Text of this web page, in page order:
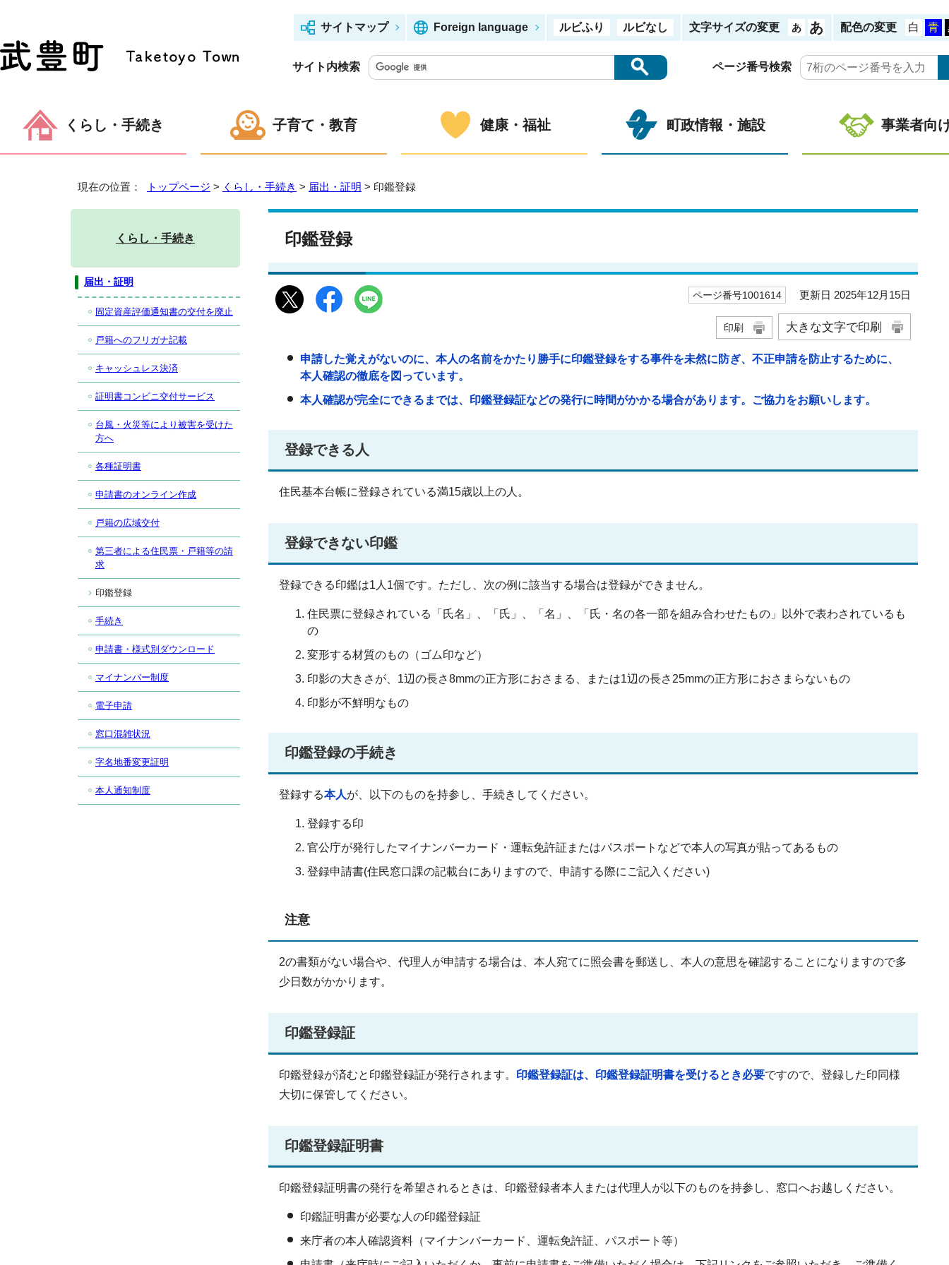
サイトマップ Foreign language ルビふり ルビなし 文字サイズの変更 配色の変更
サイト内検索 ページ番号検索
くらし・手続き 子育て・教育 健康・福祉 町政情報・施設 事業者向
現在の位置： トップページ > くらし・手続き > 届出・証明 > 印鑑登録
印鑑登録
ページ番号1001614 更新日 2025年12月15日
印刷 大きな文字で印刷
申請した覚えがないのに、本人の名前をかたり勝手に印鑑登録をする事件を未然に防ぎ、不正申請を防止するために、
本人確認の徹底を図っています。
本人確認が完全にできるまでは、印鑑登録証などの発行に時間がかかる場合があります。ご協力をお願いします。
登録できる人
住民基本台帳に登録されている満15歳以上の人。
登録できない印鑑
登録できる印鑑は1人1個です。ただし、次の例に該当する場合は登録ができません。
住民票に登録されている「氏名」、「氏」、「名」、「氏・名の各一部を組み合わせたもの」以外で表わされているも
の
変形する材質のもの（ゴム印など）
印影の大きさが、1辺の長さ8mmの正方形におさまる、または1辺の長さ25mmの正方形におさまらないもの
印影が不鮮明なもの
印鑑登録の手続き
登録する本人が、以下のものを持参し、手続きしてください。
登録する印
官公庁が発行したマイナンバーカード・運転免許証またはパスポートなどで本人の写真が貼ってあるもの
登録申請書(住民窓口課の記載台にありますので、申請する際にご記入ください)
注意
2の書類がない場合や、代理人が申請する場合は、本人宛てに照会書を郵送し、本人の意思を確認することになりますので多
少日数がかかります。
印鑑登録証
印鑑登録が済むと印鑑登録証が発行されます。 印鑑登録証は、印鑑登録証明書を受けるとき必要ですので、登録した印同様
大切に保管してください。
印鑑登録証明書
印鑑登録証明書の発行を希望されるときは、印鑑登録者本人または代理人が以下のものを持参し、窓口へお越しください。
印鑑証明書が必要な人の印鑑登録証
来庁者の本人確認資料（マイナンバーカード、運転免許証、パスポート等）
くらし・手続き
届出・証明
固定資産評価通知書の交付を廃止
戸籍へのフリガナ記載
キャッシュレス決済
証明書コンビニ交付サービス
台風・火災等により被害を受けた
方へ
各種証明書
申請書のオンライン作成
戸籍の広域交付
第三者による住民票・戸籍等の請
求
印鑑登録
手続き
申請書・様式別ダウンロード
マイナンバー制度
電子申請
窓口混雑状況
字名地番変更証明
本人通知制度